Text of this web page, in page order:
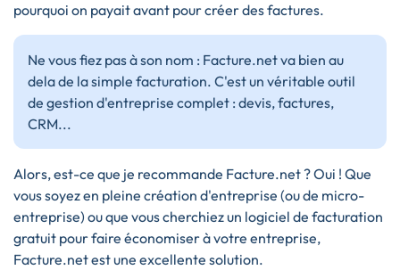
pourquoi on payait avant pour créer des factures.
Ne vous fiez pas à son nom : Facture.net va bien au
dela de la simple facturation. C'est un véritable outil
de gestion d'entreprise complet : devis, factures,
CRM...
Alors, est-ce que je recommande Facture.net ? Oui ! Que
vous soyez en pleine création d'entreprise (ou de micro-
entreprise) ou que vous cherchiez un logiciel de facturation
gratuit pour faire économiser à votre entreprise,
Facture.net est une excellente solution.